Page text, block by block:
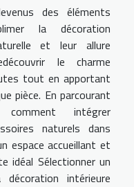
des éléments
la décoration
et leur allure
le charme
tout en apportant
pièce. En parcourant
intégrer
naturels dans
espace accueillant et
idéal Sélectionner un
intérieure